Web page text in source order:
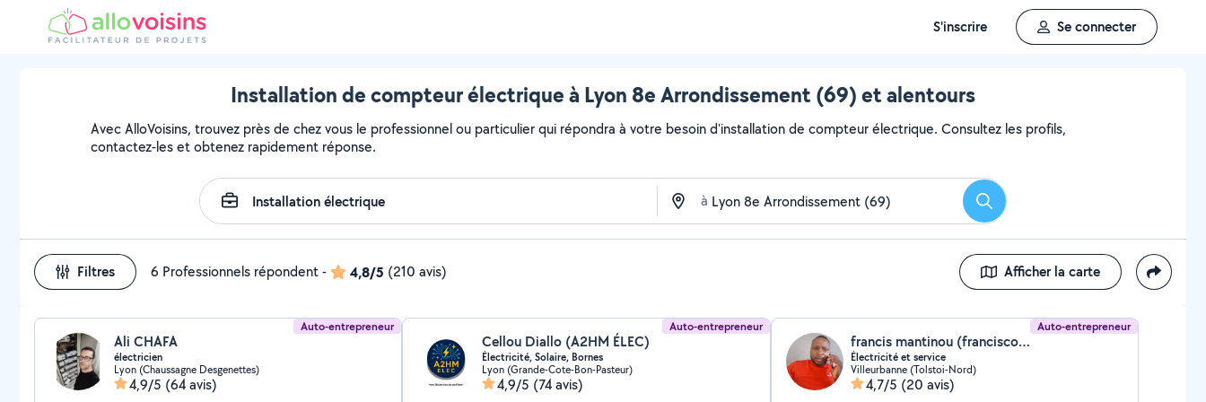
S'inscrire Se connecter
Installation de compteur électrique à Lyon 8e Arrondissement (69) et alentours
Avec AlloVoisins, trouvez près de chez vous le professionnel ou particulier qui répondra à votre besoin d'installation de compteur électrique. Consultez les profils,
contactez-les et obtenez rapidement réponse.
à Rechercher
Filtres 6 Professionnels répondent- 4,8/5 (210 avis) Afficher la carte
Auto-entrepreneur
Ali CHAFA
électricien
Lyon (Chaussagne Desgenettes)
4,9/5 (64 avis)
Auto-entrepreneur
Cellou Diallo (A2HM ÉLEC)
Électricité, Solaire, Bornes
Lyon (Grande-Cote-Bon-Pasteur)
4,9/5 (74 avis)
Auto-entrepreneur
francis mantinou (francisco elec service)
Électricité et service
Villeurbanne (Tolstoi-Nord)
4,7/5 (20 avis)